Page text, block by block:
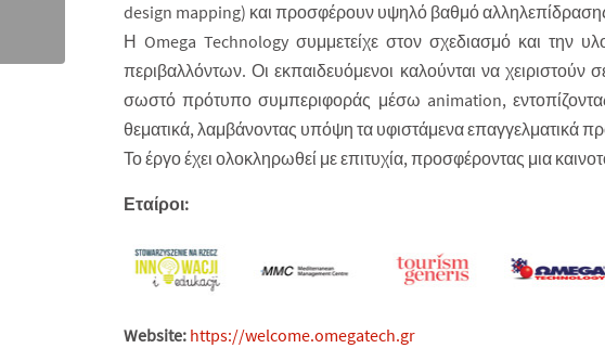
design mapping) και προσφέρουν υψηλό βαθμό
Η Omega Technology συμμετείχε στον σχεδιασμό και την
περιβαλλόντων. Οι εκπαιδευόμενοι καλούνται να
σωστό πρότυπο συμπεριφοράς μέσω animation,
θεματικά, λαμβάνοντας υπόψη τα υφιστάμενα επαγγελματικά
Το έργο έχει ολοκληρωθεί με επιτυχία, προσφέροντας μια
Εταίροι:
Website: https://welcome.omegatech.gr